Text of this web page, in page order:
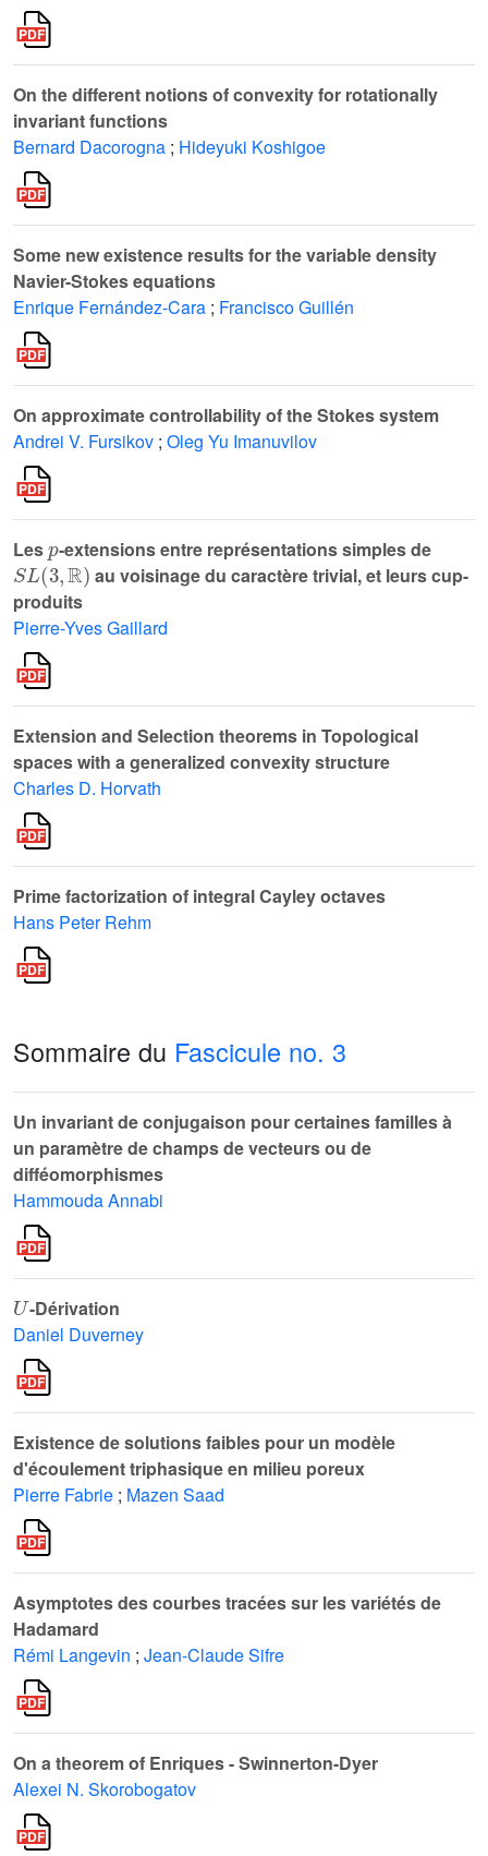
On the different notions of convexity for rotationally
invariant functions
Bernard Dacorogna ; Hideyuki Koshigoe
Some new existence results for the variable density
Navier-Stokes equations
Enrique Fernández-Cara ; Francisco Guillén
On approximate controllability of the Stokes system
Andrei V. Fursikov ; Oleg Yu Imanuvilov
Les -extensions entre représentations simples de
SL(3,ℝ)
au voisinage du caractère trivial, et leurs cup-
produits
Pierre-Yves Gaillard
Extension and Selection theorems in Topological
spaces with a generalized convexity structure
Charles D. Horvath
Prime factorization of integral Cayley octaves
Hans Peter Rehm
Sommaire du Fascicule no. 3
Un invariant de conjugaison pour certaines familles à
un paramètre de champs de vecteurs ou de
difféomorphismes
Hammouda Annabi
-Dérivation
Daniel Duverney
Existence de solutions faibles pour un modèle
d'écoulement triphasique en milieu poreux
Pierre Fabrie ; Mazen Saad
Asymptotes des courbes tracées sur les variétés de
Hadamard
Rémi Langevin ; Jean-Claude Sifre
On a theorem of Enriques - Swinnerton-Dyer
Alexei N. Skorobogatov